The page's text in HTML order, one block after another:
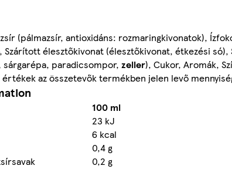
(pálmazsír, antioxidáns: rozmaringkivonatok),
Szárított élesztőkivonat (élesztőkivonat, étkezési
paradicsompor, zeller), Cukor, Aromák,
az összetevők termékben jelen levő
100 ml
23 kJ
6 kcal
0,4 g
0,2 g